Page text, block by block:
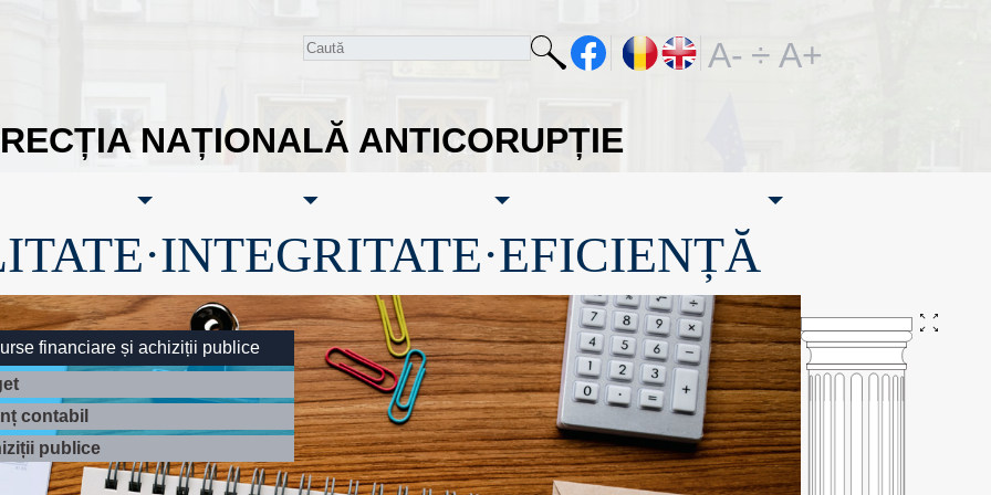
NAȚIONALĂ ANTICORUPȚIE
A- ÷ A+
financiare și achiziții publice
contabil
publice